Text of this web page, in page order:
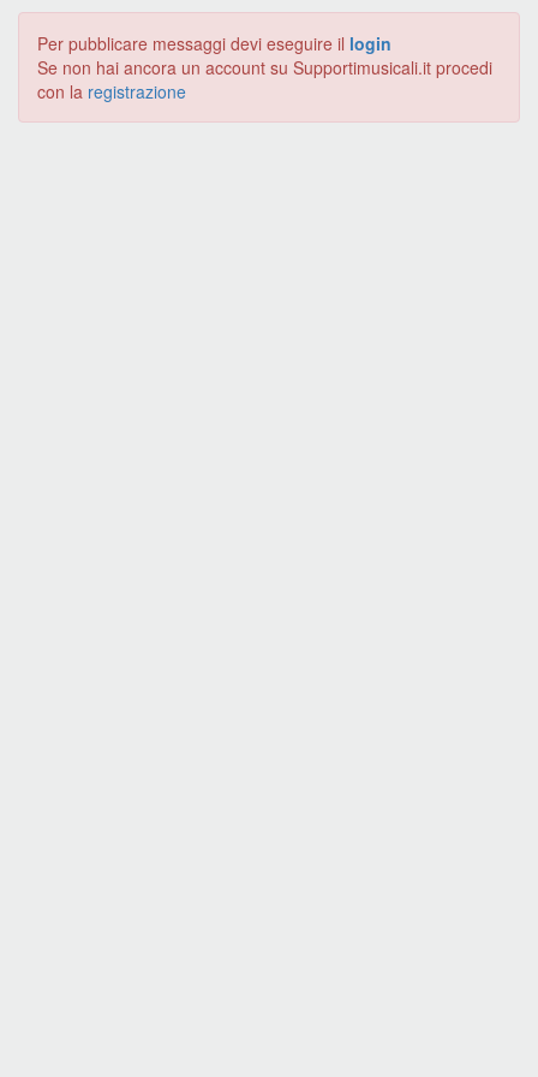
Per pubblicare messaggi devi eseguire il login
Se non hai ancora un account su Supportimusicali.it procedi
con la registrazione